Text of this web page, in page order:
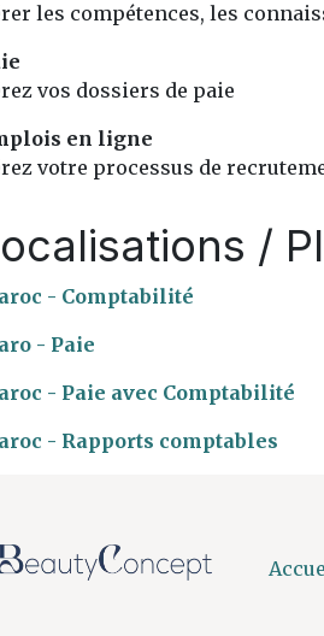
les compétences, les
vos dossiers de paie
en ligne
votre processus de
/
- Comptabilité
- Paie
- Paie avec Comptabilité
- Rapports comptables